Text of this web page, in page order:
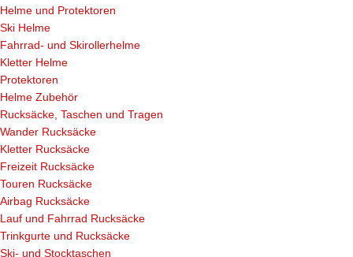
Helme und Protektoren
Ski Helme
Fahrrad- und Skirollerhelme
Kletter Helme
Protektoren
Helme Zubehör
Rucksäcke, Taschen und Tragen
Wander Rucksäcke
Kletter Rucksäcke
Freizeit Rucksäcke
Touren Rucksäcke
Airbag Rucksäcke
Lauf und Fahrrad Rucksäcke
Trinkgurte und Rucksäcke
Ski- und Stocktaschen